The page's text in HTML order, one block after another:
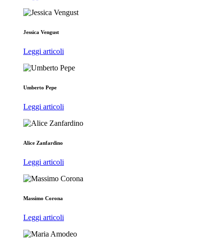
Jessica Vengust
Leggi articoli
Umberto Pepe
Leggi articoli
Alice Zanfardino
Leggi articoli
Massimo Corona
Leggi articoli